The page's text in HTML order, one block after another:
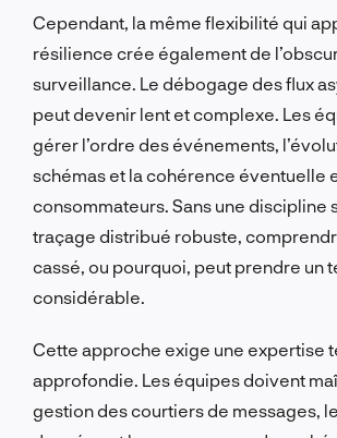
Cependant, la même flexibilité qui
résilience crée également de
surveillance. Le débogage des flux
peut devenir lent et complexe. Les
gérer l’ordre des événements,
schémas et la cohérence éventuelle
consommateurs. Sans une discipline
traçage distribué robuste,
cassé, ou pourquoi, peut prendre un
considérable.
Cette approche exige une expertise
approfondie. Les équipes doivent
gestion des courtiers de messages,